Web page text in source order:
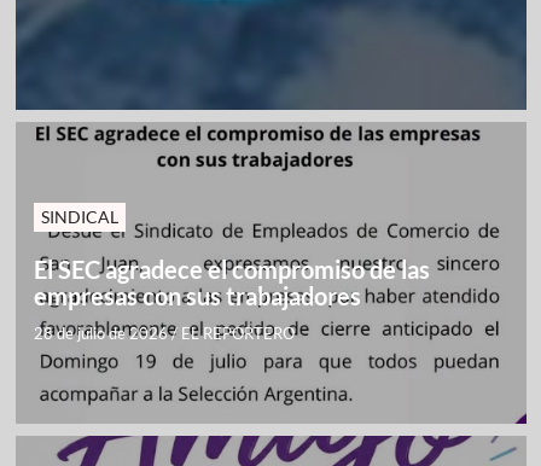
SINDICAL
El SEC agradece el compromiso de las
empresas con sus trabajadores
28 de julio de 2026/ EL REPORTERO